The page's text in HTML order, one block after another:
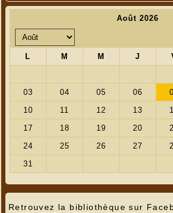
Retrouvez la bibliothèque sur